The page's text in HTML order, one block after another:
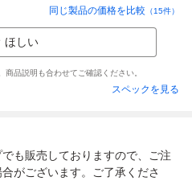
同じ製品の価格を比較 （15件）
ほしい
品説明も合わせてご確認ください。
スペックを見る
も販売しておりますので、ご注
がございます。ご了承くださ